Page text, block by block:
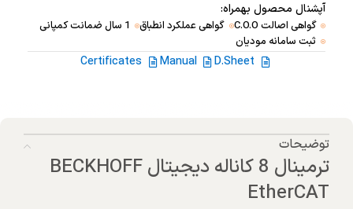
آپشنال محصول بهمراه:
گواهی اصالت C.O.O گواهی عملکرد انطباق
1 سال ضمانت کمپانی
ثبت سامانه مودیان
D.Sheet
Manual
Certificates
توضیحات
ترمینال 8 کاناله دیجیتال BECKHOFF
EtherCAT